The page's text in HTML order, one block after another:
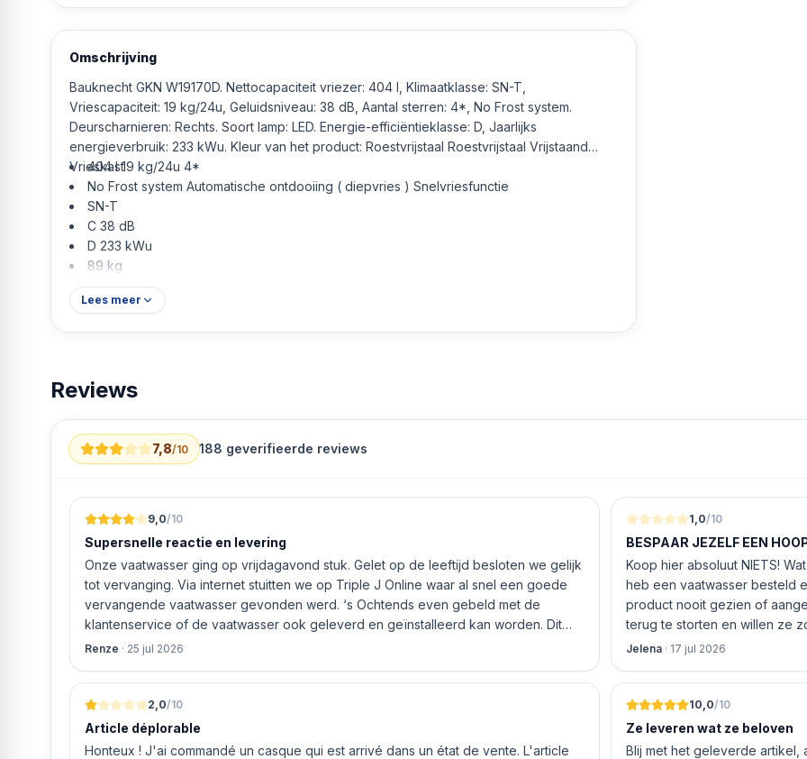
Omschrijving
Bauknecht GKN W19170D. Nettocapaciteit vriezer: 404 l, Klimaatklasse: SN-T,
Vriescapaciteit: 19 kg/24u, Geluidsniveau: 38 dB, Aantal sterren: 4*, No Frost system.
Deurscharnieren: Rechts. Soort lamp: LED. Energie-efficiëntieklasse: D, Jaarlijks
energieverbruik: 233 kWu. Kleur van het product: Roestvrijstaal Roestvrijstaal Vrijstaand
Vrieskast
404 l 19 kg/24u 4*
No Frost system Automatische ontdooiing ( diepvries ) Snelvriesfunctie
SN-T
C 38 dB
D 233 kWu
89 kg
Lees meer
Reviews
7,8/10 188 geverifieerde reviews
9,0/10
Supersnelle reactie en levering
Onze vaatwasser ging op vrijdagavond stuk. Gelet op de leeftijd besloten we gelijk
tot vervanging. Via internet stuitten we op Triple J Online waar al snel een goede
vervangende vaatwasser gevonden werd. ‘s Ochtends even gebeld met de
klantenservice of de vaatwasser ook geleverd en geïnstalleerd kan worden. Dit
bleek het geval tegen alleszins concurrente prijzen. De vriendelijke medewerker
ging doen om ‘s middags nog te leveren. Het bleken geen loze woorden: om 16.00
uur werd de Neff vaatwasser geleverd en ver
Renze · 25 jul 2026
1,0/10
BESPAAR JEZELF EEN
Koop hier absoluut NIETS!
heb een vaatwasser besteld
product nooit gezien of
terug te storten en willen ze
inhouden!
Jelena · 17 jul 2026
2,0/10
Article déplorable
Honteux ! J'ai commandé un casque qui est arrivé dans un état de vente. L'article
10,0/10
Ze leveren wat ze beloven
Blij met het geleverde